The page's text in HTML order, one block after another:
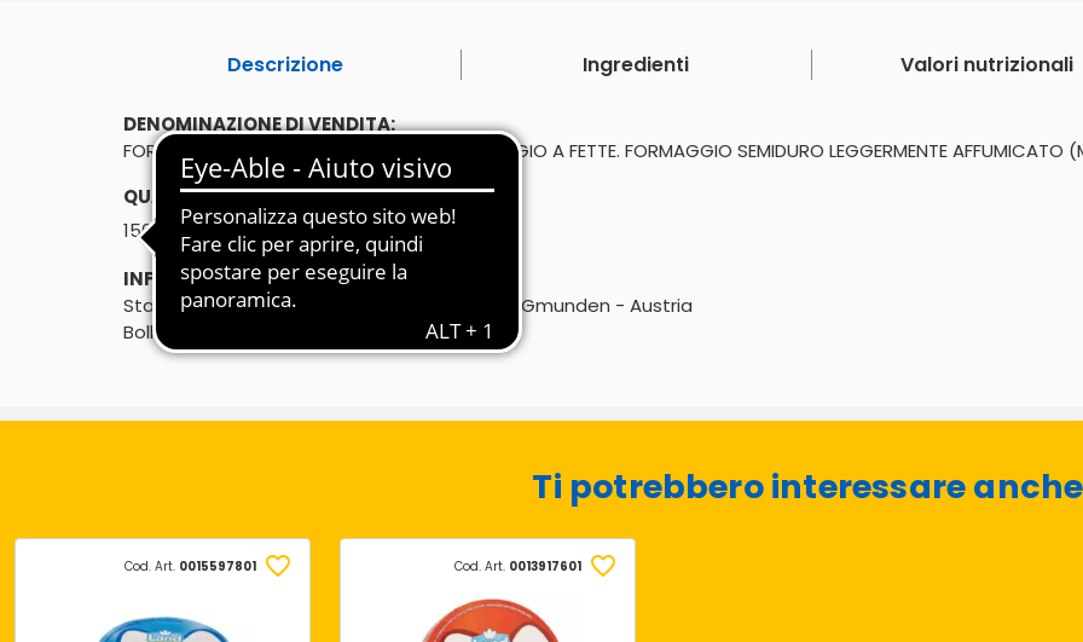
Descrizione Ingredienti Valori nutrizionali
DENOMINAZIONE DI VENDITA:
FORMAGGIO AFFUMICATO CON LEGNO DI FAGGIO A FETTE. FORMAGGIO SEMIDURO LEGGERMENTE AFFUMICATO
QUANTITÀ:
150g
℮
INFORMAZIONI PRODUTTORE:
Stabilimento: Theresienthalstraße, 16 - 4810 Gmunden - Austria
Bollo sanitario: AT 40138 EG
Ti potrebbero interessare
Cod. Art. 0015597801 Cod. Art. 0013917601